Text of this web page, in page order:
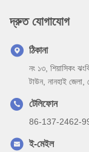
দ্রুত যোগাযোগ
ঠিকানা
নং ১৩, শিয়াসিকং
টাউন, নানহাই জেলা,
টেলিফোন
86-137-2462-
ই-মেইল